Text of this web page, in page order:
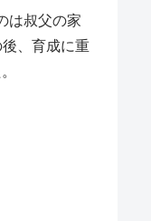
は叔父の家
、育成に重